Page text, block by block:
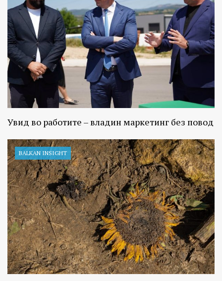
Увид во работите – владин маркетинг без повод
BALKAN INSIGHT